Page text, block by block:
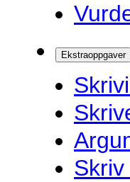
Ekstraoppgaver
Skriv